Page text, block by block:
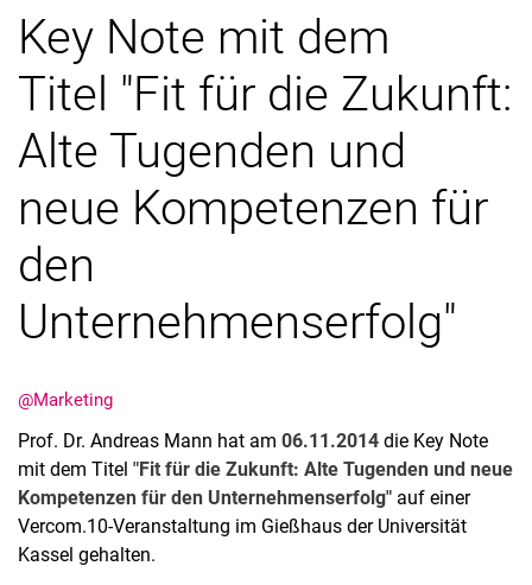
Stellenangebote
Termine
Key Note mit dem
Titel "Fit für die Zukunft:
Alte Tugenden und
neue Kompetenzen für
den
Unternehmenserfolg"
@Marketing
Prof. Dr. Andreas Mann hat am 06.11.2014 die Key Note
mit dem Titel "Fit für die Zukunft: Alte Tugenden und neue
Kompetenzen für den Unternehmenserfolg" auf einer
Vercom.10-Veranstaltung im Gießhaus der Universität
Kassel gehalten.